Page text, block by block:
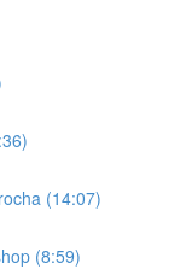
(14:07)
(8:59)